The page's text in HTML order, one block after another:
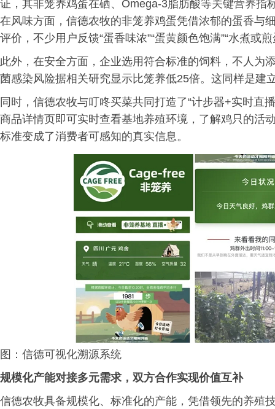
证，其非笼养鸡蛋在硒、Omega-3脂肪酸等关键营养指
在风味方面，信德农牧的非笼养鸡蛋凭借浓郁的蛋香与
评价，不少用户反馈“蛋香味浓”“蛋黄颜色饱满”“水煮或
此外，在安全方面，企业选用符合标准的饲料，不人为
菌感染风险据相关研究显示比笼养低25倍。这同样是建
同时，信德农牧与叮咚买菜共同打造了“计步器+实时直
商品详情页即可实时查看基地养殖环境，了解鸡只的活
标准变成了消费者可感知的真实信息。
图：信德可视化溯源系统
规模化产能对接多元需求，双方合作实现价值互补
信德农牧具备规模化、标准化的产能，凭借领先的养殖